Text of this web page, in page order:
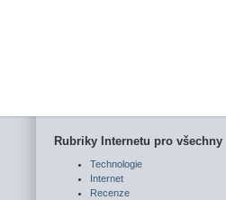
Rubriky Internetu pro všechny
Technologie
Internet
Recenze